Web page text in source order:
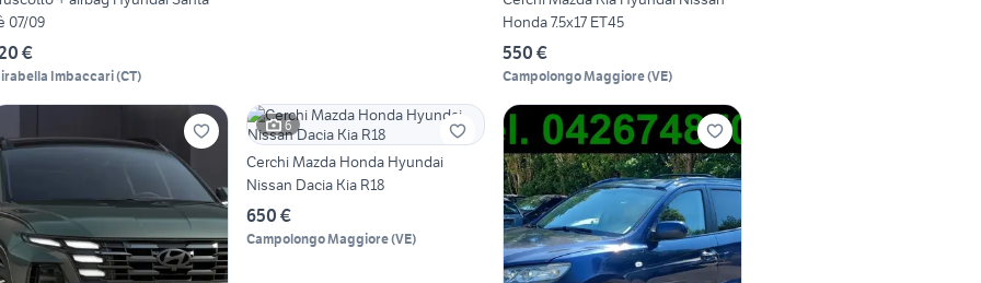
07/09
€
Imbaccari(CT)
Honda 7.5x17 ET45
550 €
Campolongo Maggiore(VE)
6
Cerchi Mazda Honda Hyundai
Nissan Dacia Kia R18
650 €
Campolongo Maggiore(VE)